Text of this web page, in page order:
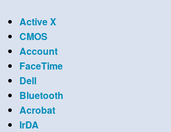
Active X
CMOS
Account
FaceTime
Dell
Bluetooth
Acrobat
IrDA